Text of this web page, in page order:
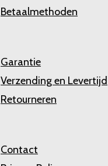
Betaalmethoden
Garantie
Verzending en Levertijd
Retourneren
Contact